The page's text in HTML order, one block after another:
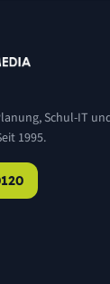
Schul-IT
1995.